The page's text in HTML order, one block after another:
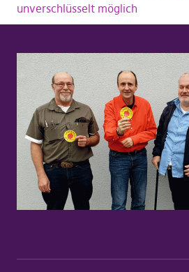
unverschlüsselt möglich